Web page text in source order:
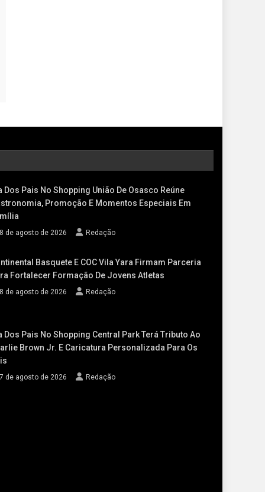
Dos Pais No Shopping União De Osasco Reúne
Promoção E Momentos Especiais Em
de agosto de 2026 Redação
Basquete E COC Vila Yara Firmam Parceria
Fortalecer Formação De Jovens Atletas
de agosto de 2026 Redação
Dos Pais No Shopping Central Park Terá Tributo Ao
Brown Jr. E Caricatura Personalizada Para Os
de agosto de 2026 Redação